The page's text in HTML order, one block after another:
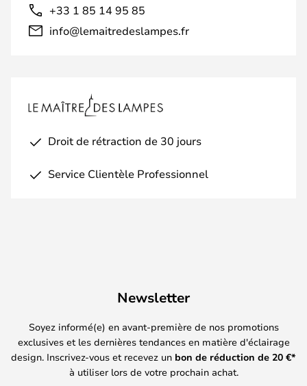
+33 1 85 14 95 85
info@lemaitredeslampes.fr
Droit de rétraction de 30 jours
Service Clientèle Professionnel
Newsletter
Soyez informé(e) en avant-première de nos promotions
exclusives et les dernières tendances en matière d'éclairage
design. Inscrivez-vous et recevez un bon de réduction de 20 €*
à utiliser lors de votre prochain achat.